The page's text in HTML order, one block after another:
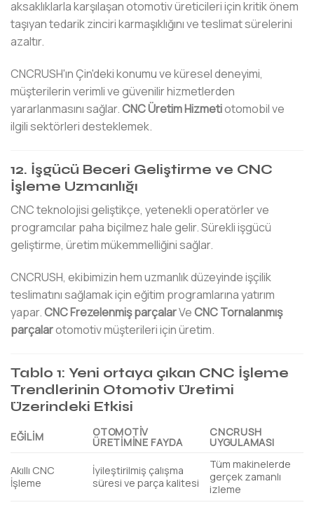
aksaklıklarla karşılaşan otomotiv üreticileri için kritik önem
taşıyan tedarik zinciri karmaşıklığını ve teslimat sürelerini
azaltır.
CNCRUSH'ın Çin'deki konumu ve küresel deneyimi,
müşterilerin verimli ve güvenilir hizmetlerden
yararlanmasını sağlar.CNC Üretim Hizmetiotomobil ve
ilgili sektörleri desteklemek.
12. İşgücü Beceri Geliştirme ve CNC
İşleme Uzmanlığı
CNC teknolojisi geliştikçe, yetenekli operatörler ve
programcılar paha biçilmez hale gelir. Sürekli işgücü
geliştirme, üretim mükemmelliğini sağlar.
CNCRUSH, ekibimizin hem uzmanlık düzeyinde işçilik
teslimatını sağlamak için eğitim programlarına yatırım
yapar.CNC Frezelenmiş parçalarVeCNC Tornalanmış
parçalarotomotiv müşterileri için üretim.
Tablo 1: Yeni ortaya çıkan CNC İşleme
Trendlerinin Otomotiv Üretimi
Üzerindeki Etkisi
EĞILIM OTOMOTIV
ÜRETIMINE FAYDA
CNCRUSH
UYGULAMASI
Akıllı CNC
İşleme
İyileştirilmiş çalışma
süresi ve parça kalitesi
Tüm makinelerde
gerçek zamanlı
izleme